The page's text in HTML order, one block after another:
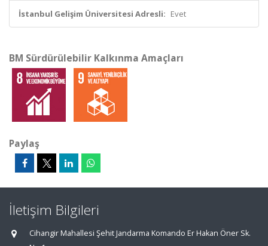
İstanbul Gelişim Üniversitesi Adresli: Evet
BM Sürdürülebilir Kalkınma Amaçları
Paylaş
İletişim Bilgileri
Cihangir Mahallesi Şehit Jandarma Komando Er Hakan Öner Sk.